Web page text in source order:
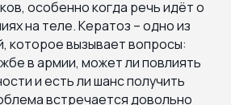
особенно когда речь идёт о
на теле. Кератоз – одно из
которое вызывает вопросы:
в армии, может ли повлиять
и есть ли шанс получить
встречается довольно